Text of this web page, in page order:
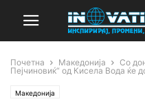
Почетна Македонија
Со
Пејчиновиќ“ од Кисела Вода ќе
Македонија